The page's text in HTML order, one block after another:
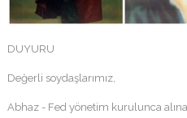
DUYURU
Değerli soydaşlarımız,
Abhaz - Fed yönetim kurulunca